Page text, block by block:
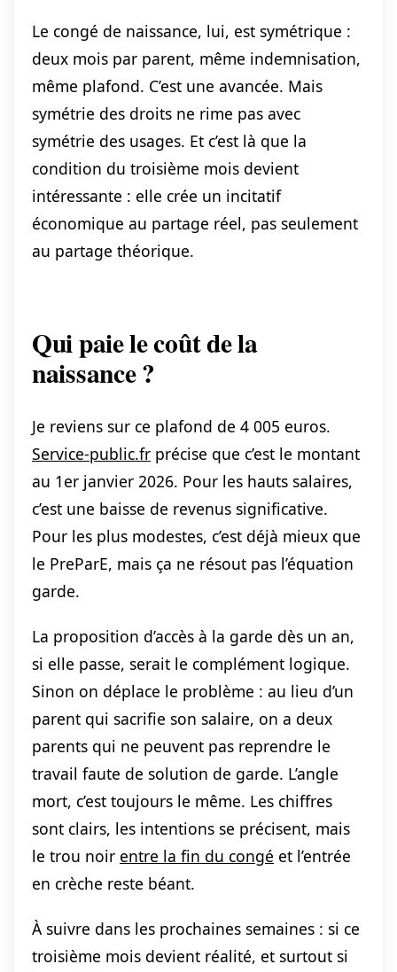
Le congé de naissance, lui, est symétrique :
deux mois par parent, même indemnisation,
même plafond. C’est une avancée. Mais
symétrie des droits ne rime pas avec
symétrie des usages. Et c’est là que la
condition du troisième mois devient
intéressante : elle crée un incitatif
économique au partage réel, pas seulement
au partage théorique.
Qui paie le coût de la
naissance ?
Je reviens sur ce plafond de 4 005 euros.
Service-public.fr précise que c’est le montant
au 1er janvier 2026. Pour les hauts salaires,
c’est une baisse de revenus significative.
Pour les plus modestes, c’est déjà mieux que
le PreParE, mais ça ne résout pas l’équation
garde.
La proposition d’accès à la garde dès un an,
si elle passe, serait le complément logique.
Sinon on déplace le problème : au lieu d’un
parent qui sacrifie son salaire, on a deux
parents qui ne peuvent pas reprendre le
travail faute de solution de garde. L’angle
mort, c’est toujours le même. Les chiffres
sont clairs, les intentions se précisent, mais
le trou noir entre la fin du congé et l’entrée
en crèche reste béant.
À suivre dans les prochaines semaines : si ce
troisième mois devient réalité, et surtout si